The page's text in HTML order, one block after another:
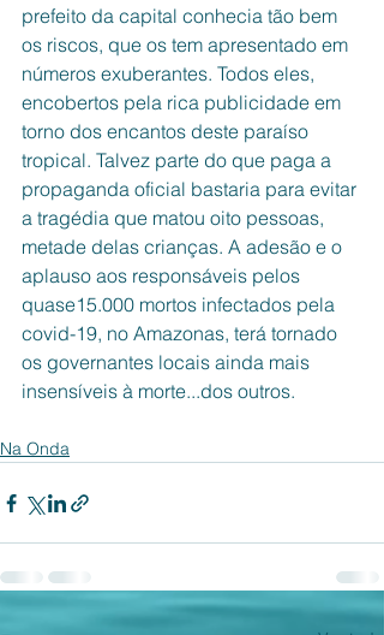
prefeito da capital conhecia tão bem
os riscos, que os tem apresentado em
números exuberantes. Todos eles,
encobertos pela rica publicidade em
torno dos encantos deste paraíso
tropical. Talvez parte do que paga a
propaganda oficial bastaria para evitar
a tragédia que matou oito pessoas,
metade delas crianças. A adesão e o
aplauso aos responsáveis pelos
quase15.000 mortos infectados pela
covid-19, no Amazonas, terá tornado
os governantes locais ainda mais
insensíveis à morte...dos outros.
Na Onda